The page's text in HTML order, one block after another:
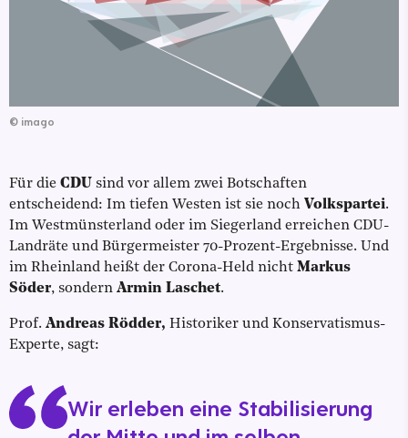
© imago
Für die CDU sind vor allem zwei Botschaften
entscheidend: Im tiefen Westen ist sie noch Volkspartei.
Im Westmünsterland oder im Siegerland erreichen CDU-
Landräte und Bürgermeister 70-Prozent-Ergebnisse. Und
im Rheinland heißt der Corona-Held nicht Markus
Söder, sondern Armin Laschet.
Prof. Andreas Rödder, Historiker und Konservatismus-
Experte, sagt:
Wir erleben eine Stabilisierung